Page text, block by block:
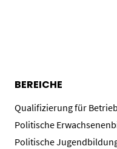
BEREICHE
Qualifizierung für
Politische
Politische